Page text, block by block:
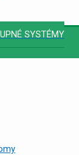
SYSTÉMY